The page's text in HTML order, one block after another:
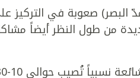
صعوبة في التركيز
من طول النظر أيضاً